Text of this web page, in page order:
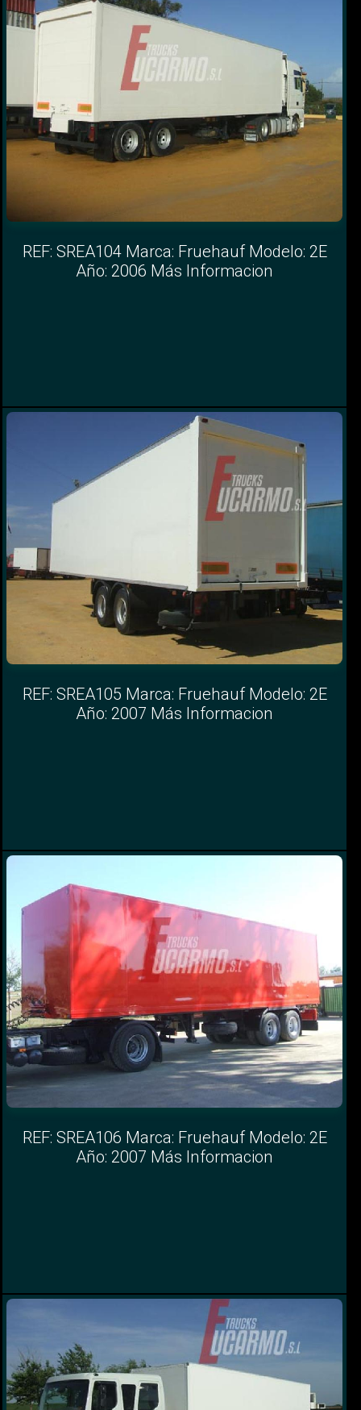
REF: SREA104 Marca: Fruehauf Modelo: 2E
Año: 2006 Más Informacion
REF: SREA105 Marca: Fruehauf Modelo: 2E
Año: 2007 Más Informacion
REF: SREA106 Marca: Fruehauf Modelo: 2E
Año: 2007 Más Informacion